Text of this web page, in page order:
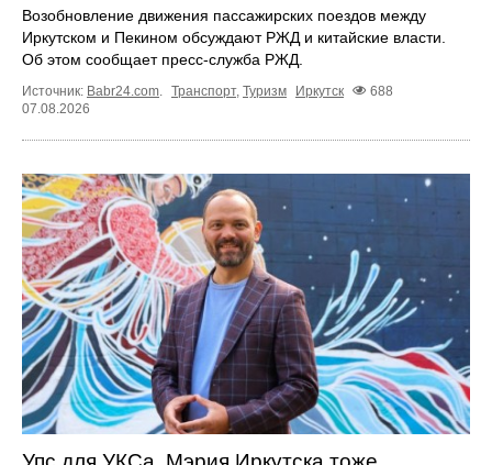
Возобновление движения пассажирских поездов между
Иркутском и Пекином обсуждают РЖД и китайские власти.
Об этом сообщает пресс‑служба РЖД.
Источник: Babr24.com. Транспорт, Туризм Иркутск
688
07.08.2026